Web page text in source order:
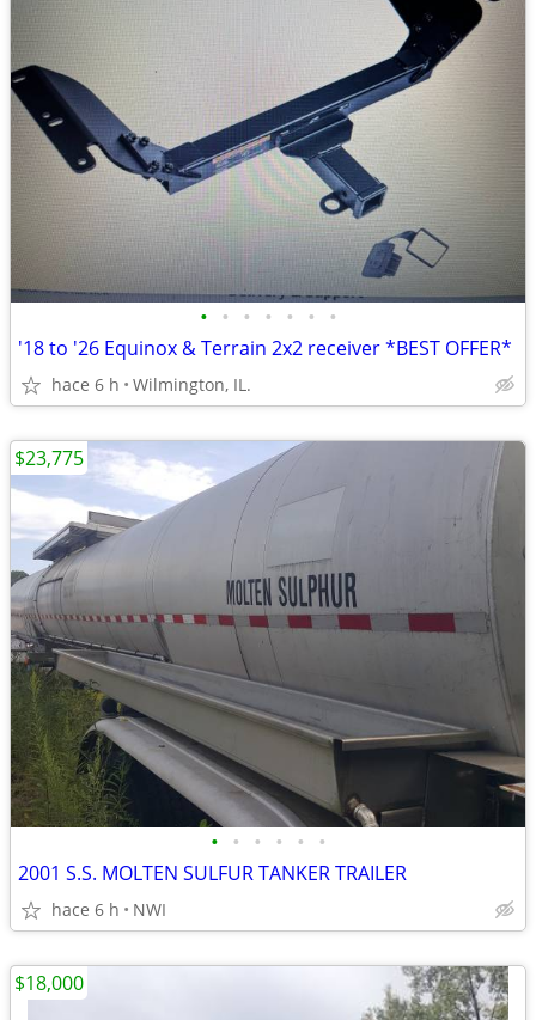
• • • • • • •
'18 to '26 Equinox & Terrain 2x2 receiver *BEST OFFER*
hace 6 h Wilmington, IL.
• • • • • •
2001 S.S. MOLTEN SULFUR TANKER TRAILER
hace 6 h NWI
$23,775
$18,000